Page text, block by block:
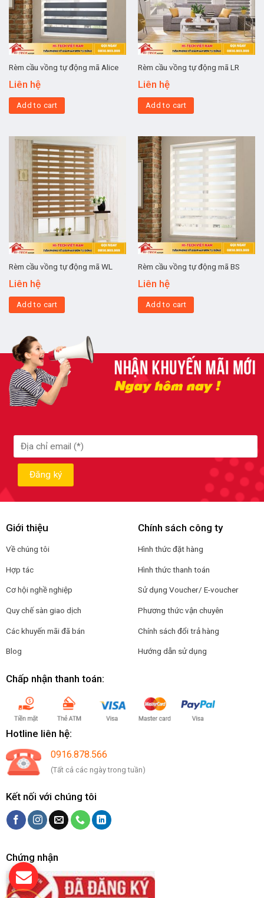
Rèm cầu vồng tự động mã Alice
Liên hệ
Add to cart
Rèm cầu vồng tự động mã LR
Liên hệ
Add to cart
Rèm cầu vồng tự động mã WL
Liên hệ
Add to cart
Rèm cầu vồng tự động mã BS
Liên hệ
Add to cart
Giới thiệu
Về chúng tôi
Hợp tác
Cơ hội nghề nghiệp
Quy chế sàn giao dịch
Các khuyến mãi đã bán
Blog
Chính sách công ty
Hình thức đặt hàng
Hình thức thanh toán
Sử dụng Voucher/ E-voucher
Phương thức vận chuyên
Chính sách đổi trả hàng
Hướng dẫn sử dụng
Chấp nhận thanh toán:
Hotline liên hệ:
0916.878.566
(Tất cả các ngày trong tuần)
Kết nối với chúng tôi
Chứng nhận